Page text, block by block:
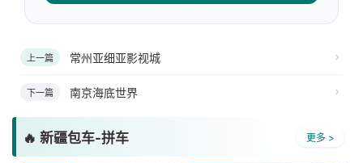
上一篇 常州亚细亚影视城
下一篇 南京海底世界
🔥 新疆包车-拼车 更多 >